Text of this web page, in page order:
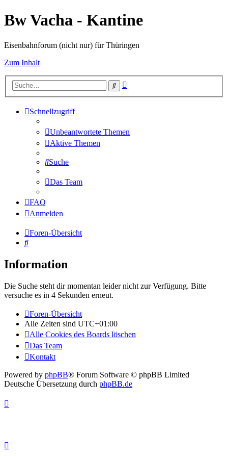
Bw Vacha - Kantine
Eisenbahnforum (nicht nur) für Thüringen
Zum Inhalt
Suche
Schnellzugriff
Unbeantwortete Themen
Aktive Themen
Suche
Das Team
FAQ
Anmelden
Foren-Übersicht
Suche
Information
Die Suche steht dir momentan leider nicht zur Verfügung. Bitte
versuche es in 4 Sekunden erneut.
Foren-Übersicht
Alle Zeiten sind UTC+01:00
Alle Cookies des Boards löschen
Das Team
Kontakt
Powered by phpBB® Forum Software © phpBB Limited
Deutsche Übersetzung durch phpBB.de